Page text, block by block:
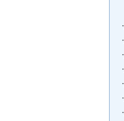
·
·
·
·
·
·
·